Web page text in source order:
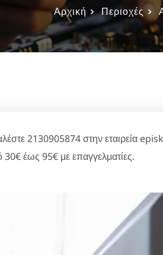
Αρχική Περιοχές
2130905874 στην εταιρεία
έως 95€ με επαγγελματίες.